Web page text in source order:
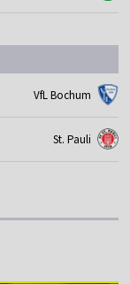
VfL Bochum
St. Pauli